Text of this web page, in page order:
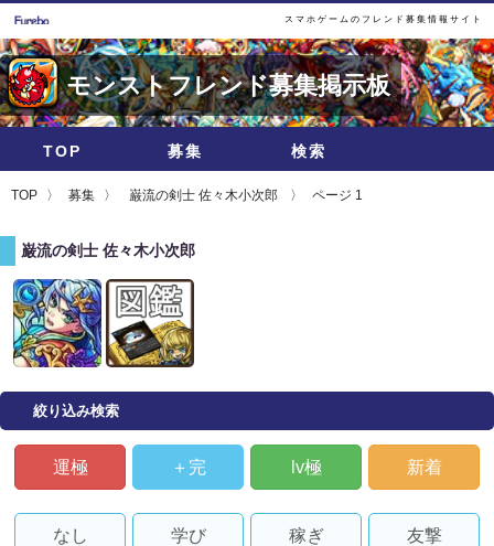
スマホゲームのフレンド募集情報サイト
モンストフレンド募集掲示板
TOP 募集 検索
TOP 募集 巌流の剣士 佐々木小次郎 ページ 1
巌流の剣士 佐々木小次郎
絞り込み検索
運極 ＋完 lv極 新着
なし 学び 稼ぎ 友撃